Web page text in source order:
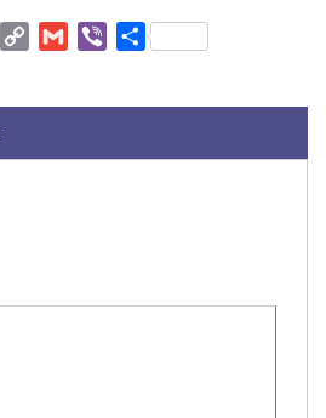
Email Copy
Gmail ViberShare